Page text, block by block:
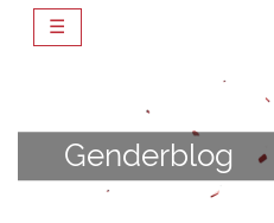
☰
Genderblog